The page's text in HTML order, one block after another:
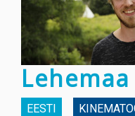
Lehemaa
EESTI